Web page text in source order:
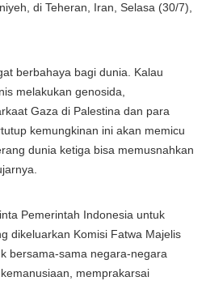
di Teheran, Iran, Selasa (30/7),
berbahaya bagi dunia. Kalau
melakukan genosida,
Gaza di Palestina dan para
kemungkinan ini akan memicu
dunia ketiga bisa memusnahkan
Pemerintah Indonesia untuk
dikeluarkan Komisi Fatwa Majelis
bersama-sama negara-negara
memprakarsai